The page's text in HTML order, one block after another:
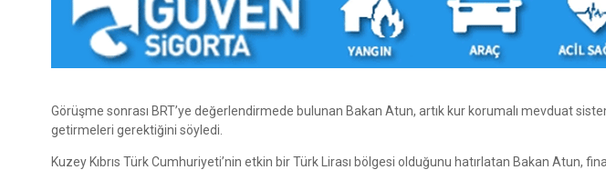
Görüşme sonrası BRT’ye değerlendirmede bulunan Bakan Atun, artık kur korumalı mevduat
getirmeleri gerektiğini söyledi.
Kuzey Kıbrıs Türk Cumhuriyeti’nin etkin bir Türk Lirası bölgesi olduğunu hatırlatan Bakan Atun,